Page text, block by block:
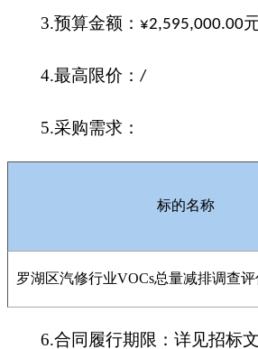
3.预算金额 ： ¥2,595,000.00
4.最高限价： /
5.采购需求：
标的名称
罗湖区汽修行业VOCs总量减排调查评
6.合同履行期限：详见招标